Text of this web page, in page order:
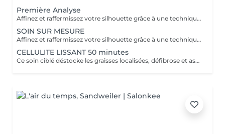
Première Analyse
Affinez et raffermissez votre silhouette grâce à une technique de palper-rouler associée à un système d'aspiration. La dernière génération, le Cellu M6 INFINITY est un programme de soins basés sur la technique " Endermologie ", permettant de stimuler la circulation et les tissus de la peau en profondeur grâce à un système mécanique de palper-rouler. Associant confort et efficacité, cette technique, très proche d'un massage manuel, assouplit les tissus, améliore la circulation veineuse et lymphatique et permet une meilleure élimination des toxines. Les soins du corps Cellu M6 INFINITY permettent de : - déstocker les graisses - lisser la cellulite - raffermir la peau - retrouver des jambes légères
SOIN SUR MESURE
Affinez et raffermissez votre silhouette grâce à une technique de palper-rouler associée à un système d'aspiration. La dernière génération, le Cellu M6 INFINITY est un programme de soins basés sur la technique " Endermologie ", permettant de stimuler la circulation et les tissus de la peau en profondeur grâce à un système mécanique de palper-rouler. Associant confort et efficacité, cette technique, très proche d'un massage manuel, assouplit les tissus, améliore la circulation veineuse et lymphatique et permet une meilleure élimination des toxines. Les soins du corps Cellu M6 INFINITY permettent de : - déstocker les graisses - lisser la cellulite - raffermir la peau - retrouver des jambes légères
CELLULITE LISSANT 50 minutes
Ce soin ciblé déstocke les graisses localisées, défibrose et assouplit les tissus pour traiter efficacement la cellulite adipeuse et fibreuse tout en procurant un grand moment de bien-être.